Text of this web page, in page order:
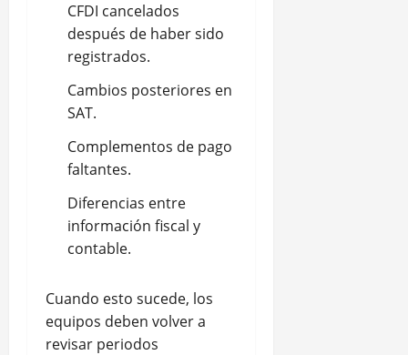
CFDI cancelados
después de haber sido
registrados.
Cambios posteriores en
SAT.
Complementos de pago
faltantes.
Diferencias entre
información fiscal y
contable.
Cuando esto sucede, los
equipos deben volver a
revisar periodos